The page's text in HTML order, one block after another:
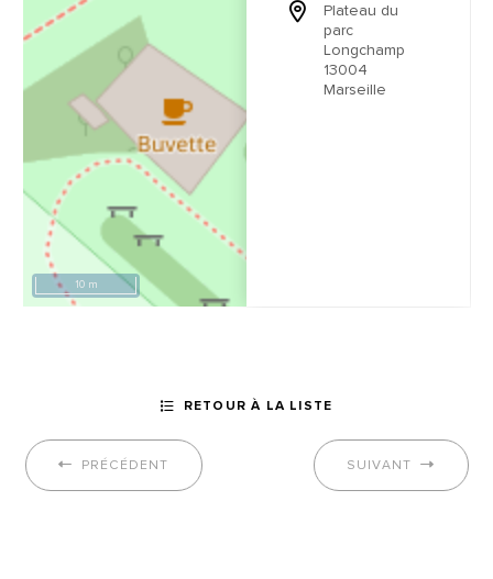
10 m
Plateau du
parc
Longchamp
13004
Marseille
PRÉCÉDENT
RETOUR À LA LISTE
SUIVANT